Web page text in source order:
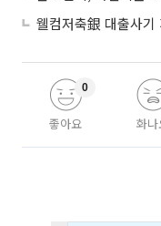
웰컴저축銀 대출사
좋아요
0
화